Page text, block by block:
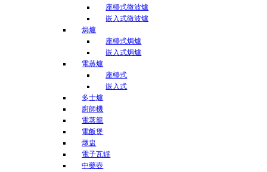
座檯式微波爐
嵌入式微波爐
焗爐
座檯式焗爐
嵌入式焗爐
電蒸爐
座檯式
嵌入式
多士爐
廚師機
電蒸籠
電飯煲
燉盅
電子瓦罉
中藥壺